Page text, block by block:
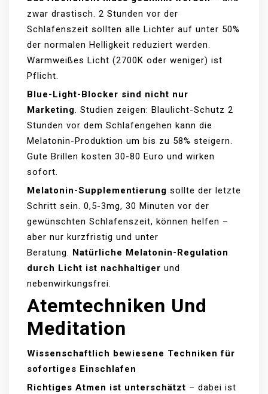
zwar drastisch. 2 Stunden vor der
Schlafenszeit sollten alle Lichter auf unter 50%
der normalen Helligkeit reduziert werden.
Warmweißes Licht (2700K oder weniger) ist
Pflicht.
Blue-Light-Blocker sind nicht nur
Marketing. Studien zeigen: Blaulicht-Schutz 2
Stunden vor dem Schlafengehen kann die
Melatonin-Produktion um bis zu 58% steigern.
Gute Brillen kosten 30-80 Euro und wirken
sofort.
Melatonin-Supplementierung sollte der letzte
Schritt sein. 0,5-3mg, 30 Minuten vor der
gewünschten Schlafenszeit, können helfen –
aber nur kurzfristig und unter
Beratung. Natürliche Melatonin-Regulation
durch Licht ist nachhaltiger und
nebenwirkungsfrei.
Atemtechniken Und
Meditation
Wissenschaftlich bewiesene Techniken für
sofortiges Einschlafen
Richtiges Atmen ist unterschätzt – dabei ist